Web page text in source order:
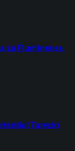
za Fluminense,
Turecki